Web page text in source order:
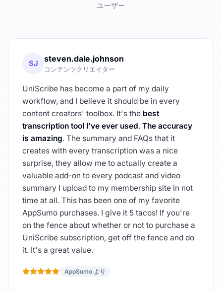
ユーザー
SJ steven.dale.johnson
コンテンツクリエイター
UniScribe has become a part of my daily
workflow, and I believe it should be in every
content creators' toolbox. It's the best
transcription tool I've ever used. The accuracy
is amazing. The summary and FAQs that it
creates with every transcription was a nice
surprise, they allow me to actually create a
valuable add-on to every podcast and video
summary I upload to my membership site in not
time at all. This has been one of my favorite
AppSumo purchases. I give it 5 tacos! If you're
on the fence about whether or not to purchase a
UniScribe subscription, get off the fence and do
it. It's a great value.
AppSumo より